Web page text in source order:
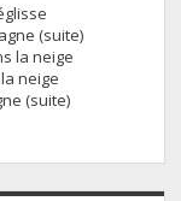
(suite)
la neige
neige
(suite)